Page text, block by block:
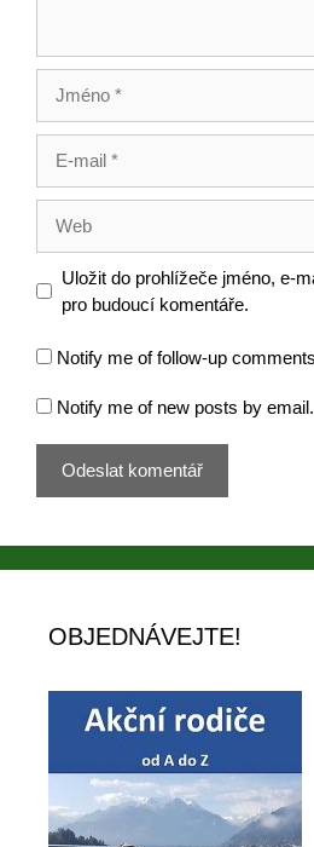
mail
Uložit do prohlížeče jméno, e-
pro budoucí komentáře.
Notify me of follow-up
Notify me of new posts by email.
OBJEDNÁVEJTE!